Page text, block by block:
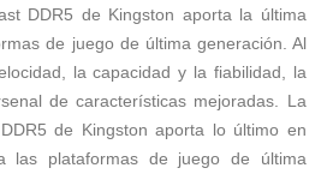
DDR5 de Kingston aporta la última
de juego de última generación. Al
la capacidad y la fiabilidad, la
de características mejoradas. La
de Kingston aporta lo último en
las plataformas de juego de última